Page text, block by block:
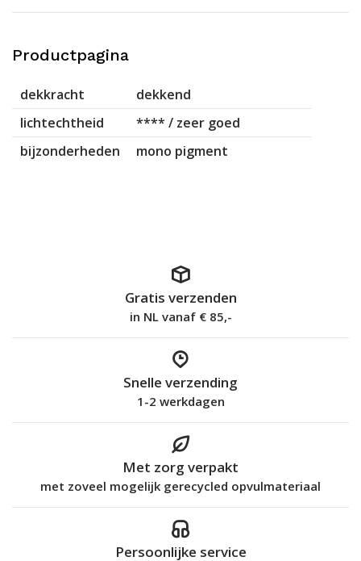
Productpagina
dekkracht
dekkend
lichtechtheid
**** / zeer goed
bijzonderheden
mono pigment
Gratis verzenden
in NL vanaf € 85,-
Snelle verzending
1-2 werkdagen
Met zorg verpakt
met zoveel mogelijk gerecycled opvulmateriaal
Persoonlijke service